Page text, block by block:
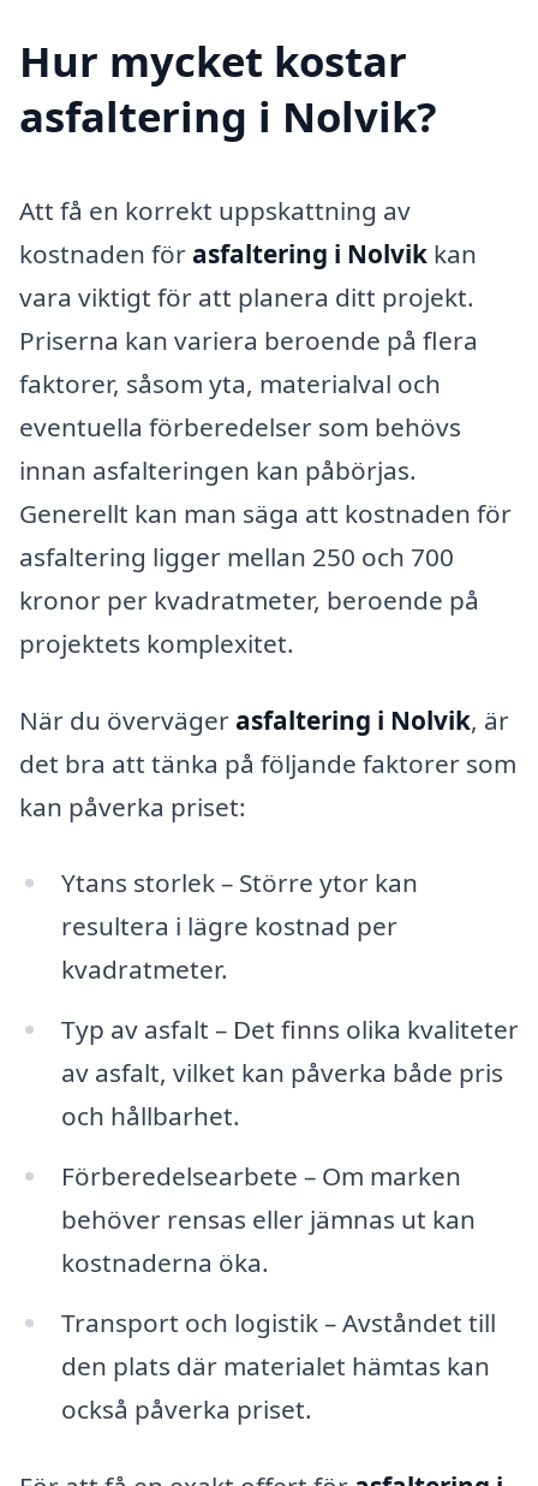
Hur mycket kostar
asfaltering i Nolvik?
Att få en korrekt uppskattning av
kostnaden för asfaltering i Nolvik kan
vara viktigt för att planera ditt projekt.
Priserna kan variera beroende på flera
faktorer, såsom yta, materialval och
eventuella förberedelser som behövs
innan asfalteringen kan påbörjas.
Generellt kan man säga att kostnaden för
asfaltering ligger mellan 250 och 700
kronor per kvadratmeter, beroende på
projektets komplexitet.
När du överväger asfaltering i Nolvik, är
det bra att tänka på följande faktorer som
kan påverka priset:
Ytans storlek – Större ytor kan
resultera i lägre kostnad per
kvadratmeter.
Typ av asfalt – Det finns olika kvaliteter
av asfalt, vilket kan påverka både pris
och hållbarhet.
Förberedelsearbete – Om marken
behöver rensas eller jämnas ut kan
kostnaderna öka.
Transport och logistik – Avståndet till
den plats där materialet hämtas kan
också påverka priset.